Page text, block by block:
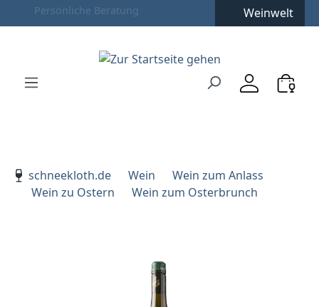
Zum Hauptinhalt springen
Zur Hauptnavigation springen
Weinwelt
schneekloth.de
Wein
Wein zum Anlass
Wein zu Ostern
Wein zum Osterbrunch
Bildergalerie überspringen